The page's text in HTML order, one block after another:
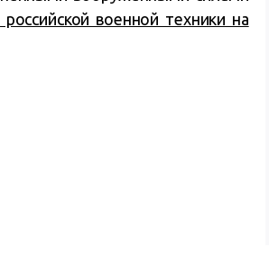
военной техники на